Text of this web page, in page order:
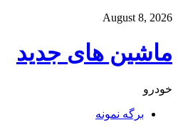
August 8, 2026
ماشین های جدید
خودرو
برگه نمونه